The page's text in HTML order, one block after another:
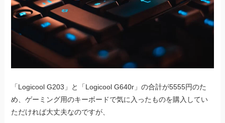
「Logicool G203」と「Logicool G640r」の合計が5555円のた
め、ゲーミング用のキーボードで気に入ったものを購入してい
ただければ大丈夫なのですが、